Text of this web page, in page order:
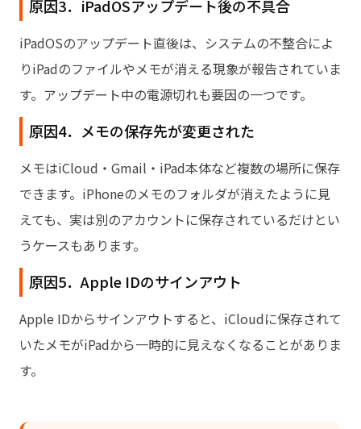
原因3．iPadOSアップデート後の不具合
iPadOSのアップデート直後は、システムの不整合によ
りiPadのファイルやメモが消える現象が報告されていま
す。アップデート中の電源切れも要因の一つです。
原因4．メモの保存先が変更された
メモはiCloud・Gmail・iPad本体など複数の場所に保存
できます。iPhoneのメモのフォルダが消えたように見
えても、実は別のアカウントに保存されているだけとい
うケースもあります。
原因5．Apple IDのサインアウト
Apple IDからサインアウトすると、iCloudに保存されて
いたメモがiPadから一時的に見えなくなることがありま
す。